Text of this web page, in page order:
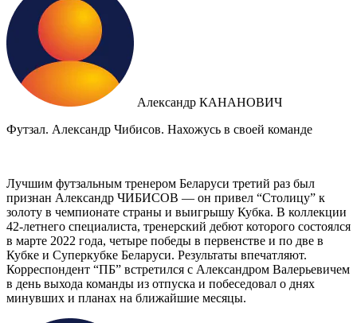
Александр КАНАНОВИЧ
Футзал. Александр Чибисов. Нахожусь в своей команде
Лучшим футзальным тренером Беларуси третий раз был
признан Александр ЧИБИСОВ — он привел “Столицу” к
золоту в чемпионате страны и выигрышу Кубка. В коллекции
42-летнего специалиста, тренерский дебют которого состоялся
в марте 2022 года, четыре победы в первенстве и по две в
Кубке и Суперкубке Беларуси. Результаты впечатляют.
Корреспондент “ПБ” встретился с Александром Валерьевичем
в день выхода команды из отпуска и побеседовал о днях
минувших и планах на ближайшие месяцы.